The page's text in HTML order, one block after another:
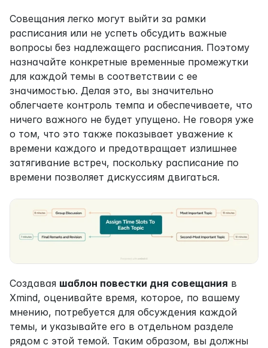
Совещания легко могут выйти за рамки
расписания или не успеть обсудить важные
вопросы без надлежащего расписания. Поэтому
назначайте конкретные временные промежутки
для каждой темы в соответствии с ее
значимостью. Делая это, вы значительно
облегчаете контроль темпа и обеспечиваете, что
ничего важного не будет упущено. Не говоря уже
о том, что это также показывает уважение к
времени каждого и предотвращает излишнее
затягивание встреч, поскольку расписание по
времени позволяет дискуссиям двигаться.
Создавая шаблон повестки дня совещания в
Xmind, оценивайте время, которое, по вашему
мнению, потребуется для обсуждения каждой
темы, и указывайте его в отдельном разделе
рядом с этой темой. Таким образом, вы должны